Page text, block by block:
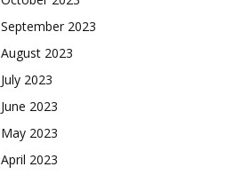
September 2023
August 2023
July 2023
June 2023
May 2023
April 2023